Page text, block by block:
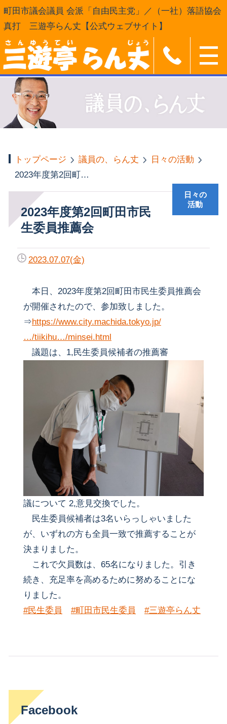
町田市議会議員 会派「自由民主党」／（一社）落語協会
真打 三遊亭らん丈【公式ウェブサイト】
トップページ 議員の、らん丈
日々の活動
2023年度第2回町田市民生委員推薦会
2023年度第2回町田市民
生委員推薦会
日々の
活動
2023.07.07(金)
本日、2023年度第2回町田市民生委員推薦会
が開催されたので、参加致しました。
⇒https://www.city.machida.tokyo.jp/
…/tiikihu…/minsei.html
議題は、1,民生委員候補者の推薦審
議について 2,意見交換でした。
民生委員候補者は3名いらっしゃいました
が、いずれの方も全員一致で推薦することが
決まりました。
これで欠員数は、65名になりました。引き
続き、充足率を高めるために努めることにな
りました。
#民生委員
#町田市民生委員 #三遊亭らん丈
Facebook